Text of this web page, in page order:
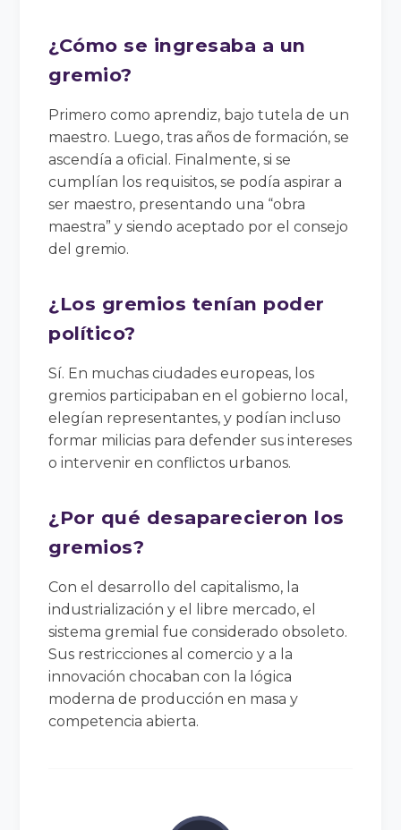
¿Cómo se ingresaba a un
gremio?
Primero como aprendiz, bajo tutela de un
maestro. Luego, tras años de formación, se
ascendía a oficial. Finalmente, si se
cumplían los requisitos, se podía aspirar a
ser maestro, presentando una “obra
maestra” y siendo aceptado por el consejo
del gremio.
¿Los gremios tenían poder
político?
Sí. En muchas ciudades europeas, los
gremios participaban en el gobierno local,
elegían representantes, y podían incluso
formar milicias para defender sus intereses
o intervenir en conflictos urbanos.
¿Por qué desaparecieron los
gremios?
Con el desarrollo del capitalismo, la
industrialización y el libre mercado, el
sistema gremial fue considerado obsoleto.
Sus restricciones al comercio y a la
innovación chocaban con la lógica
moderna de producción en masa y
competencia abierta.